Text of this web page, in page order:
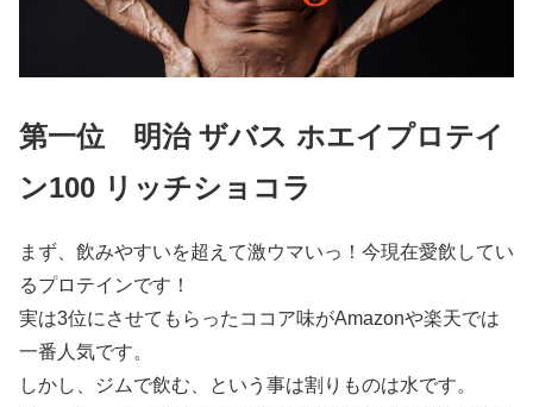
第一位 明治 ザバス ホエイプロテイ
ン100 リッチショコラ
まず、飲みやすいを超えて激ウマいっ！今現在愛飲してい
るプロテインです！
実は3位にさせてもらったココア味がAmazonや楽天では
一番人気です。
しかし、ジムで飲む、という事は割りものは水です。